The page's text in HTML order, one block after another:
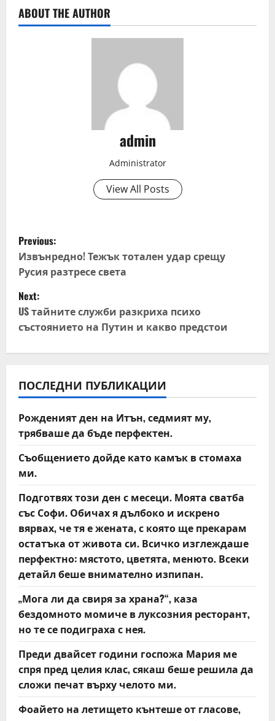
ABOUT THE AUTHOR
admin
Administrator
View All Posts
P
o
s
t
n
v
i
g
a
t
i
o
n
Previous:
Извънредно! Тежък тотален удар срещу
Русия разтресе света
Next:
US тайните служби разкриха психо
състоянието на Путин и какво предстои
ПОСЛЕДНИ ПУБЛИКАЦИИ
Рожденият ден на Итън, седмият му,
трябваше да бъде перфектен.
Съобщението дойде като камък в стомаха
ми.
Подготвях този ден с месеци. Моята сватба
със Софи. Обичах я дълбоко и искрено
вярвах, че тя е жената, с която ще прекарам
остатъка от живота си. Всичко изглеждаше
перфектно: мястото, цветята, менюто. Всеки
детайл беше внимателно изпипан.
„Мога ли да свиря за храна?“, каза
бездомното момиче в луксозния ресторант,
но те се подиграха с нея.
Преди двайсет години госпожа Мария ме
спря пред целия клас, сякаш беше решила да
сложи печат върху челото ми.
Фоайето на летището кънтеше от гласове,